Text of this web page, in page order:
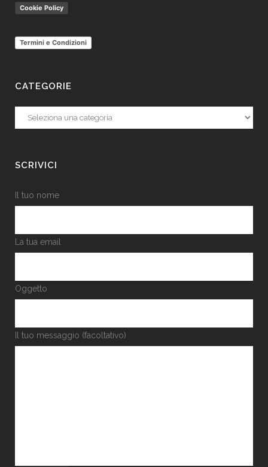
Cookie Policy
Termini e Condizioni
CATEGORIE
Categorie
SCRIVICI
Il tuo nome
La tua email
Oggetto
Il tuo messaggio (facoltativo)